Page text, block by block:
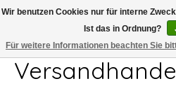
Telefon 04407 715872 MO-DO 7.00-17.00Uhr FR
Wir benutzen Cookies nur für interne
Ist das in Ordnung?
Für weitere Informationen beachten Sie